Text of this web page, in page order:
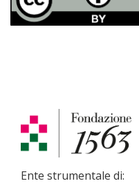
Ente strumentale di: